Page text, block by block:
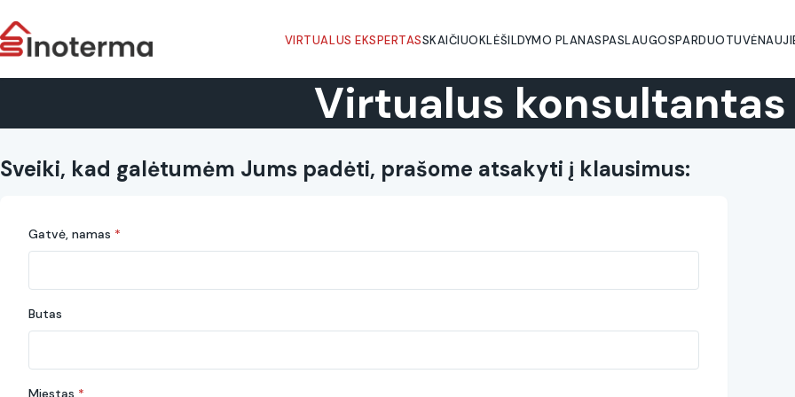
VIRTUALUS EKSPERTASSKAIČIUOKLĖŠILDYMO PLANASPASLAUGOSPARDUOTUVĖ
Virtualus konsultantas
Sveiki, kad galėtumėm Jums padėti, prašome atsakyti į klausimus:
Gatvė, namas *
Butas
Miestas *